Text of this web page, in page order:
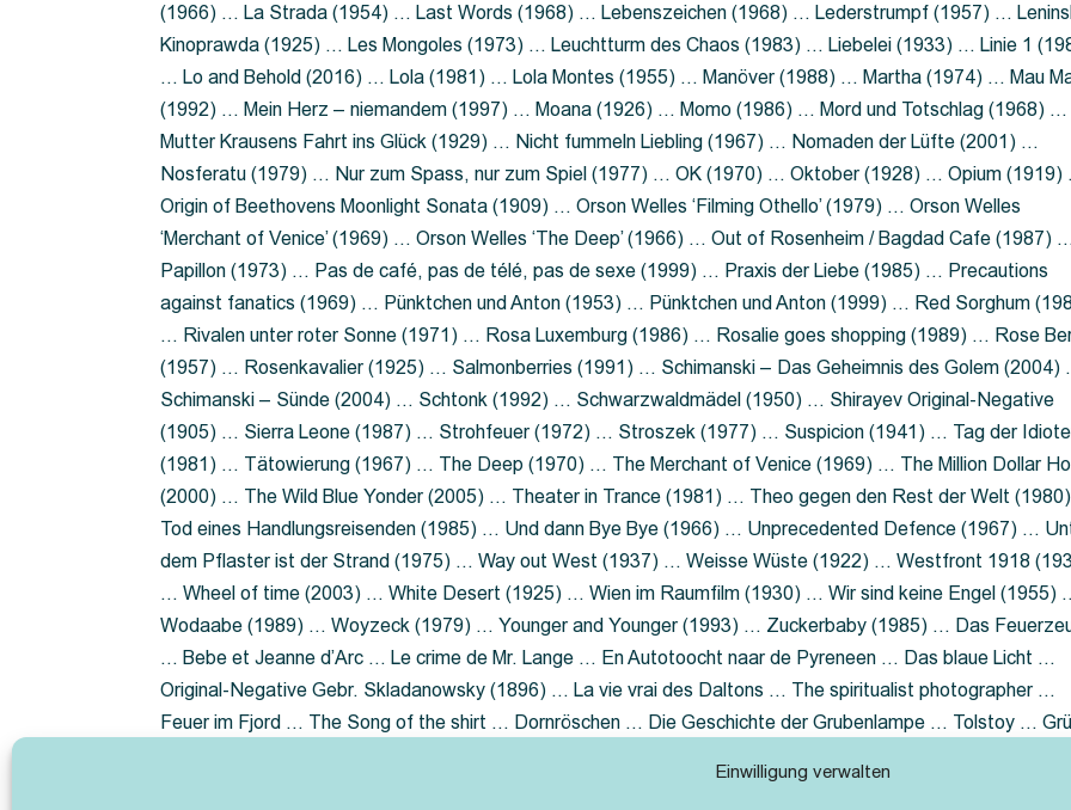
Einwilligung verwalten
(1966) … La Strada (1954) … Last Words (1968) … Lebenszeichen (1968) … Lederstrumpf (1957) …
Kinoprawda (1925) … Les Mongoles (1973) … Leuchtturm des Chaos (1983) … Liebelei (1933) … Linie 1
… Lo and Behold (2016) … Lola (1981) … Lola Montes (1955) … Manöver (1988) … Martha (1974) … Mau
(1992) … Mein Herz – niemandem (1997) … Moana (1926) … Momo (1986) … Mord und Totschlag (1968) …
Mutter Krausens Fahrt ins Glück (1929) … Nicht fummeln Liebling (1967) … Nomaden der Lüfte (2001) …
Nosferatu (1979) … Nur zum Spass, nur zum Spiel (1977) … OK (1970) … Oktober (1928) … Opium (1919)
Origin of Beethovens Moonlight Sonata (1909) … Orson Welles ‘Filming Othello’ (1979) … Orson Welles
‘Merchant of Venice’ (1969) … Orson Welles ‘The Deep’ (1966) … Out of Rosenheim / Bagdad Cafe (1987) …
Papillon (1973) … Pas de café, pas de télé, pas de sexe (1999) … Praxis der Liebe (1985) … Precautions
against fanatics (1969) … Pünktchen und Anton (1953) … Pünktchen und Anton (1999) … Red Sorghum
… Rivalen unter roter Sonne (1971) … Rosa Luxemburg (1986) … Rosalie goes shopping (1989) … Rose
(1957) … Rosenkavalier (1925) … Salmonberries (1991) … Schimanski – Das Geheimnis des Golem (2004)
Schimanski – Sünde (2004) … Schtonk (1992) … Schwarzwaldmädel (1950) … Shirayev Original-Negative
(1905) … Sierra Leone (1987) … Strohfeuer (1972) … Stroszek (1977) … Suspicion (1941) … Tag der
(1981) … Tätowierung (1967) … The Deep (1970) … The Merchant of Venice (1969) … The Million Dollar
(2000) … The Wild Blue Yonder (2005) … Theater in Trance (1981) … Theo gegen den Rest der Welt
Tod eines Handlungsreisenden (1985) … Und dann Bye Bye (1966) … Unprecedented Defence (1967) …
dem Pflaster ist der Strand (1975) … Way out West (1937) … Weisse Wüste (1922) … Westfront 1918
… Wheel of time (2003) … White Desert (1925) … Wien im Raumfilm (1930) … Wir sind keine Engel (1955)
Wodaabe (1989) … Woyzeck (1979) … Younger and Younger (1993) … Zuckerbaby (1985) … Das
… Bebe et Jeanne d’Arc … Le crime de Mr. Lange … En Autotoocht naar de Pyreneen … Das blaue Licht …
Original-Negative Gebr. Skladanowsky (1896) … La vie vrai des Daltons … The spiritualist photographer …
Feuer im Fjord … The Song of the shirt … Dornröschen … Die Geschichte der Grubenlampe … Tolstoy …